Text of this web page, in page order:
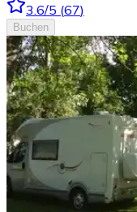
3.6/5 (67)
Buchen